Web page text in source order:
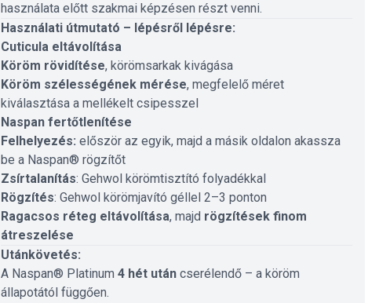
használata előtt szakmai képzésen részt venni.
Használati útmutató – lépésről lépésre:
Cuticula eltávolítása
Köröm rövidítése, körömsarkak kivágása
Köröm szélességének mérése, megfelelő méret
kiválasztása a mellékelt csipesszel
Naspan fertőtlenítése
Felhelyezés: először az egyik, majd a másik oldalon akassza
be a Naspan® rögzítőt
Zsírtalanítás: Gehwol körömtisztító folyadékkal
Rögzítés: Gehwol körömjavító géllel 2–3 ponton
Ragacsos réteg eltávolítása, majd rögzítések finom
átreszelése
Utánkövetés:
A Naspan® Platinum 4 hét után cserélendő – a köröm
állapotától függően.